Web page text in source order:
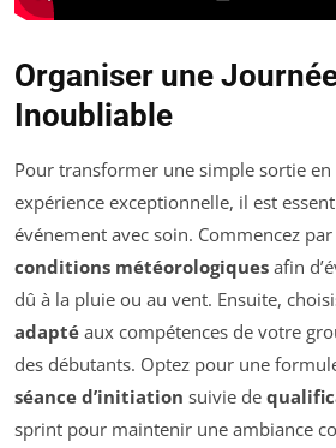
Organiser une
Inoubliable
Pour transformer une simple sortie
expérience exceptionnelle, il est
événement avec soin. Commencez par
conditions météorologiques afin
dû à la pluie ou au vent. Ensuite,
adapté aux compétences de votre
des débutants. Optez pour une
séance d’initiation suivie de
sprint pour maintenir une ambiance